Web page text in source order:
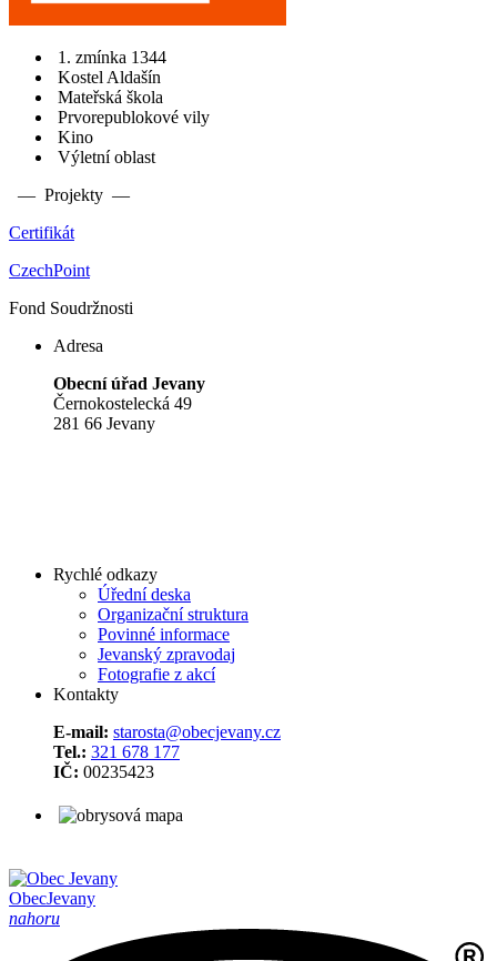
1. zmínka 1344
Kostel Aldašín
Mateřská škola
Prvorepublokové vily
Kino
Výletní oblast
— Projekty —
Certifikát
CzechPoint
Fond Soudržnosti
Adresa
Obecní úřad Jevany
Černokostelecká 49
281 66 Jevany
Rychlé odkazy
Úřední deska
Organizační struktura
Povinné informace
Jevanský zpravodaj
Fotografie z akcí
Kontakty
E-mail: starosta@obecjevany.cz
Tel.: 321 678 177
IČ: 00235423
ObecJevany
nahoru